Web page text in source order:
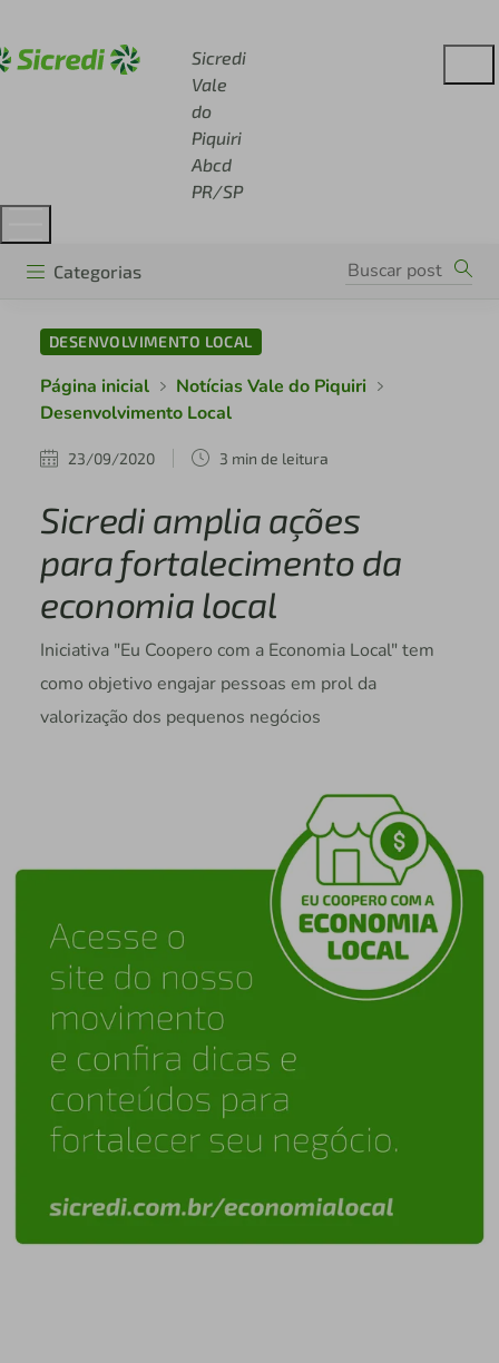
Sicredi
Vale
do
Piquiri
Abcd
PR/SP
Categorias
DESENVOLVIMENTO LOCAL
Página inicial
Notícias Vale do Piquiri
Desenvolvimento Local
23/09/2020 3 min de leitura
Sicredi amplia ações
para fortalecimento da
economia local
Iniciativa "Eu Coopero com a Economia Local" tem
como objetivo engajar pessoas em prol da
valorização dos pequenos negócios